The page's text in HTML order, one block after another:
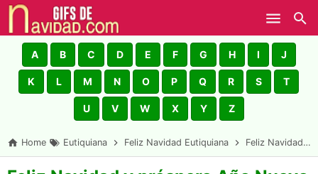
Skip to main content
A B C D E F G H I J
K L M N O P Q R S T
U V W X Y Z
Home Eutiquiana Feliz Navidad Eutiquiana Feliz Navidad y próspero Año Nuevo Eutiquiana